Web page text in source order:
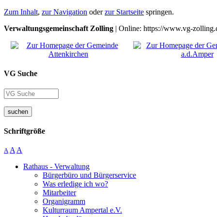
Zum Inhalt, zur Navigation oderzur Startseite springen.
Verwaltungsgemeinschaft Zolling | Online: https://www.vg-
VG Suche
suchen
Schriftgröße
A A A
Rathaus - Verwaltung
Bürgerbüro und Bürgerservice
Was erledige ich wo?
Mitarbeiter
Organigramm
Kulturraum Ampertal e.V.